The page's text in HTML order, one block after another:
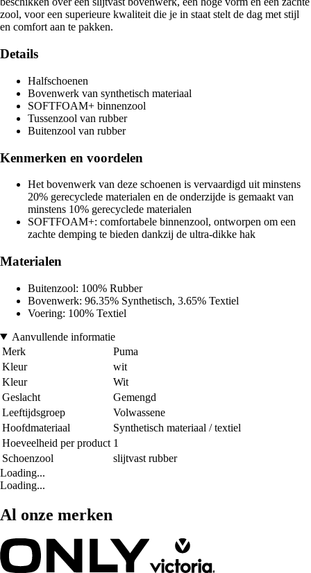
zool, voor een superieure kwaliteit die je in staat stelt de dag met stijl
en comfort aan te pakken.
Details
Halfschoenen
Bovenwerk van synthetisch materiaal
SOFTFOAM+ binnenzool
Tussenzool van rubber
Buitenzool van rubber
Kenmerken en voordelen
Het bovenwerk van deze schoenen is vervaardigd uit minstens
20% gerecyclede materialen en de onderzijde is gemaakt van
minstens 10% gerecyclede materialen
SOFTFOAM+: comfortabele binnenzool, ontworpen om een
zachte demping te bieden dankzij de ultra-dikke hak
Materialen
Buitenzool: 100% Rubber
Bovenwerk: 96.35% Synthetisch, 3.65% Textiel
Voering: 100% Textiel
Aanvullende informatie
Merk
Puma
Kleur
wit
Kleur
Wit
Geslacht
Gemengd
Leeftijdsgroep
Volwassene
Hoofdmateriaal
Synthetisch materiaal / textiel
Hoeveelheid per product 1
Schoenzool
slijtvast rubber
Loading...
Loading...
Al onze merken